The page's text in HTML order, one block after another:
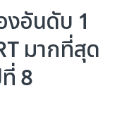
งอันดับ 1
มากที่สุด
8